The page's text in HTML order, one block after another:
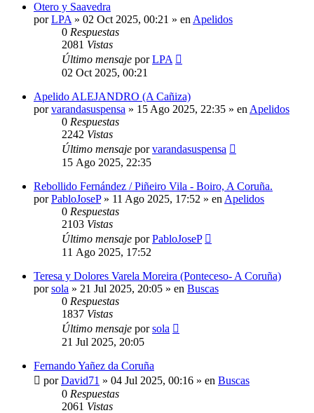
Otero y Saavedra
porLPA » 02 Oct 2025, 00:21 » en Apelidos
0 Respuestas
2081 Vistas
Último mensaje porLPA
02 Oct 2025, 00:21
Apelido ALEJANDRO (A Cañiza)
porvarandasuspensa » 15 Ago 2025, 22:35 » en Apelidos
0 Respuestas
2242 Vistas
Último mensaje porvarandasuspensa
15 Ago 2025, 22:35
Rebollido Fernández / Piñeiro Vila - Boiro, A Coruña.
porPabloJoseP» 11 Ago 2025, 17:52 » en Apelidos
0 Respuestas
2103 Vistas
Último mensaje porPabloJoseP
11 Ago 2025, 17:52
Teresa y Dolores Varela Moreira (Ponteceso- A Coruña)
porsola » 21 Jul 2025, 20:05 » en Buscas
0 Respuestas
1837 Vistas
Último mensaje porsola
21 Jul 2025, 20:05
Fernando Yañez da Coruña
porDavid71 » 04 Jul 2025, 00:16 » en Buscas
0 Respuestas
2061 Vistas